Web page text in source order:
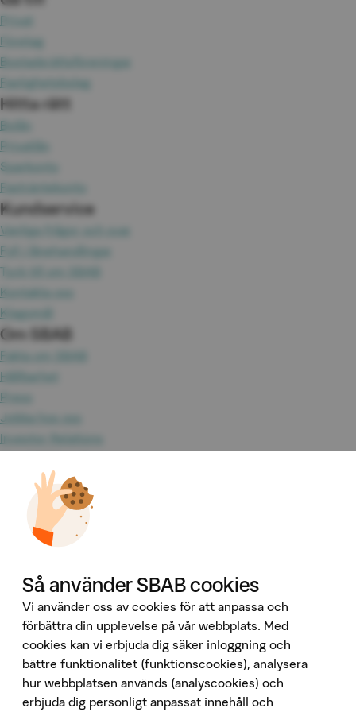
Privat
Företag
Bostadsrättsföreningar
Fastighetsbolag
Hitta rätt
Bolån
Privatlån
Sparkonto
Fasträntekonto
Kundservice
Vanliga frågor och svar
Fyll i lånehandlingar
Tyck till om SBAB
Kontakta oss
Klagomål
Om SBAB
Fakta om SBAB
Hållbarhet
Press
Jobba hos oss
Investor Relations
Tillgänglighet
Våra tjänster
Booli Pro
Developer Portal
Ladda ner vår app
App Store
Google Play
Följ oss på sociala medier
Så använder SBAB cookies
Vi använder oss av cookies för att anpassa och
förbättra din upplevelse på vår webbplats. Med
cookies kan vi erbjuda dig säker inloggning och
bättre funktionalitet (funktionscookies), analysera
hur webbplatsen används (analyscookies) och
erbjuda dig personligt anpassat innehåll och